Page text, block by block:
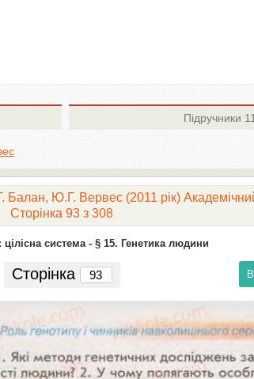
Підручники
Балан, Ю.Г. Вервес (2011 рік)
Сторінка 93 з 308
система - § 15. Генетика людини
Сторінка